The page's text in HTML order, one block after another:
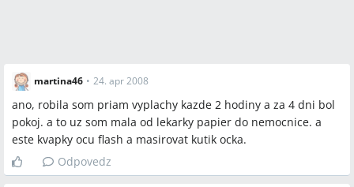
martina46 • 24. apr 2008
ano, robila som priam vyplachy kazde 2 hodiny a za 4 dni bol
pokoj. a to uz som mala od lekarky papier do nemocnice. a
este kvapky ocu flash a masirovat kutik ocka.
Odpovedz